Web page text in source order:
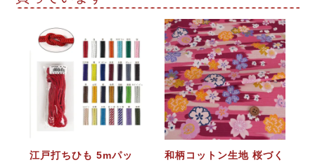
江戸打ちひも 5mパッ
和柄コットン生地 桜づく